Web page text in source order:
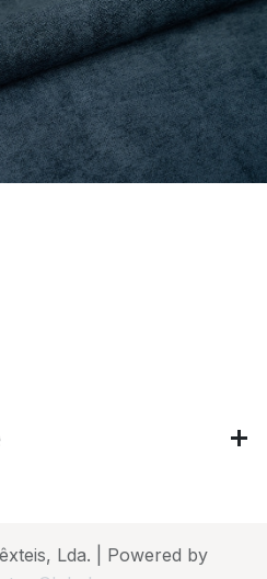
Lda. | Powered by